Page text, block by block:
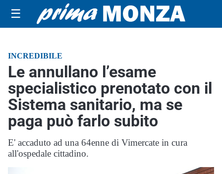
☰
INCREDIBILE
Le annullano l’esame
specialistico prenotato con il
Sistema sanitario, ma se
paga può farlo subito
E' accaduto ad una 64enne di Vimercate in cura
all'ospedale cittadino.